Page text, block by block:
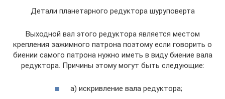
Детали планетарного редуктора шуруповерта
Выходной вал этого редуктора является местом
крепления зажимного патрона поэтому если говорить о
биении самого патрона нужно иметь в виду биение вала
редуктора. Причины этому могут быть следующие:
а) искривление вала редуктора;